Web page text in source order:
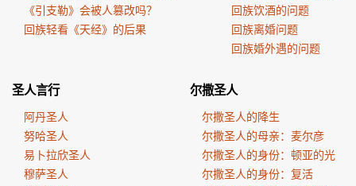
《引支勒》会被人篡改吗？
回族轻看《天经》的后果
回族饮酒的问题
回族离婚问题
回族婚外遇的问题
圣人言行
阿丹圣人
努哈圣人
易卜拉欣圣人
穆萨圣人
尔撒圣人
尔撒圣人的降生
尔撒圣人的母亲：麦尔彦
尔撒圣人的身份：顿亚的光
尔撒圣人的身份：复活